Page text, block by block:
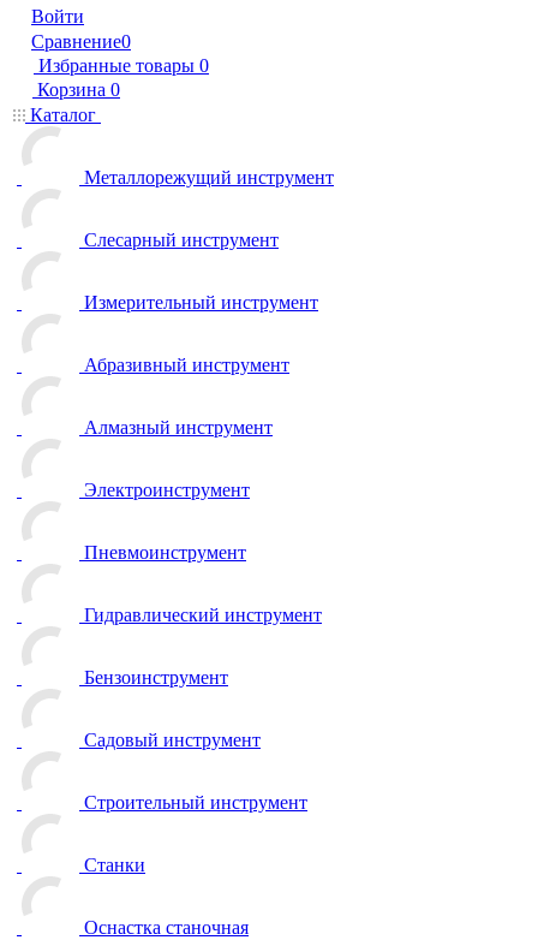
Войти
Сравнение0
Избранные товары 0
Корзина 0
Каталог
Металлорежущий инструмент
Слесарный инструмент
Измерительный инструмент
Абразивный инструмент
Алмазный инструмент
Электроинструмент
Пневмоинструмент
Гидравлический инструмент
Бензоинструмент
Садовый инструмент
Строительный инструмент
Станки
Оснастка станочная